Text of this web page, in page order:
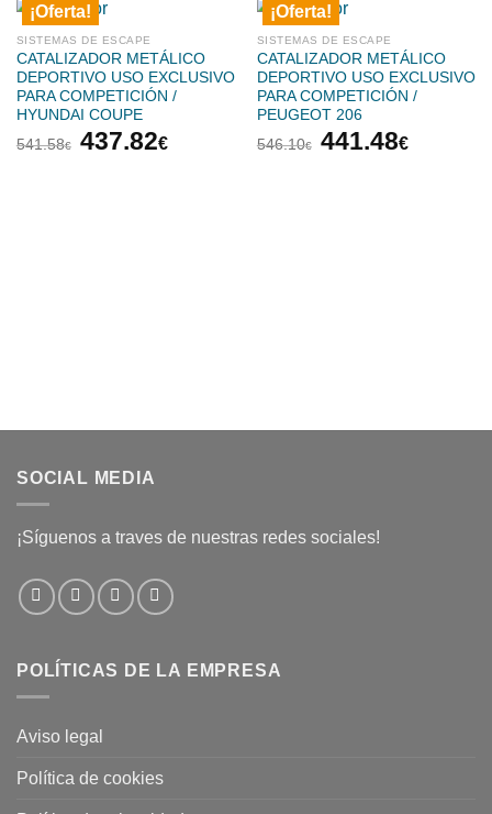
¡Oferta!
SISTEMAS DE ESCAPE
CATALIZADOR METÁLICO
DEPORTIVO USO EXCLUSIVO
PARA COMPETICIÓN /
HYUNDAI COUPE
541.58€
El
437.82€El
¡Oferta!
SISTEMAS DE ESCAPE
CATALIZADOR METÁLICO
DEPORTIVO USO EXCLUSIVO
PARA COMPETICIÓN /
PEUGEOT 206
546.10€
El
441.48€El
SOCIAL MEDIA
¡Síguenos a traves de nuestras redes sociales!
POLÍTICAS DE LA EMPRESA
Aviso legal
Política de cookies